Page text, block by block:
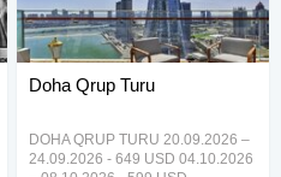
Doha Qrup Turu
DOHA QRUP TURU 20.09.2026 –
24.09.2026 - 649 USD 04.10.2026